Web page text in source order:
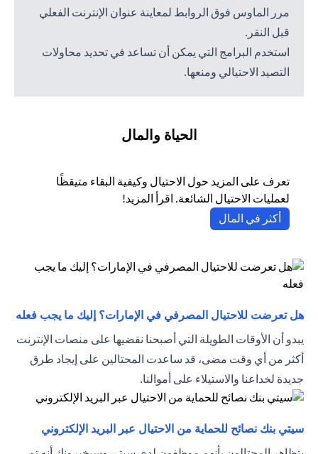
مرر الماوس فوق الروابط لمعاينة عنوان الإنترنت الفعلي
قبل النقر.
استخدم البرامج التي يمكن أن تساعد في تحديد محاولات
التصيد الاحتيالي ومنعها.
الحياة والمال
تعرف على المزيد حول الاحتيال وكيفية البقاء متيقظًا
لعمليات الاحتيال الشائعة. اقرأ المزيد!
أكثر في المال
هل تعرضت للاحتيال المصرفي في الإمارات؟ إليك ما يجب فعله
يبدو أن الأوقات الطويلة التي أصبحنا نقضيها على منصات الإنترنت
أكثر من أي وقت مضى، قد ساعدت المحتالين على إيجاد طرق
جديدة لخداعنا والاستيلاء على أموالنا.
سيتي بنك نصائح للحماية من الاحتيال عبر البريد الإلكتروني